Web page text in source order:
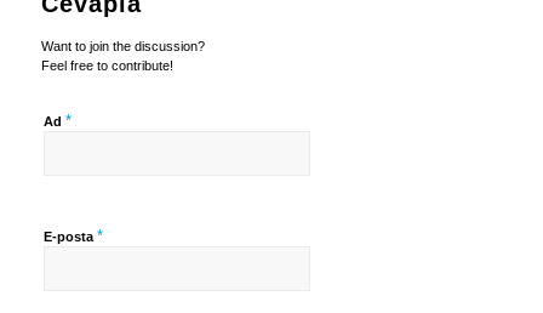
Want to join the discussion?
Feel free to contribute!
Ad *
E-posta*